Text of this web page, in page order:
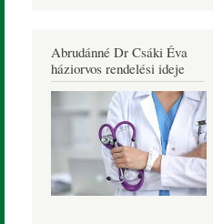
Abrudánné Dr Csáki Éva
háziorvos rendelési ideje